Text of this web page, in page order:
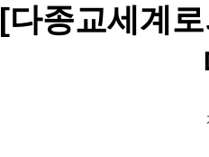
[다종교세계